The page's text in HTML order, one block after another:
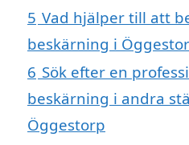
5 Vad hjälper till att
beskärning i
6 Sök efter en
beskärning i andra
Öggestorp